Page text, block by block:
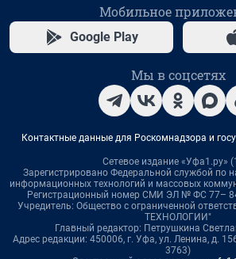
Мобильное
Google Play
Мы в соцсетях
Контактные данные для Роскомнадзора и
Сетевое издание «Уфа1.ру»
Зарегистрировано Федеральной службой по
информационных технологий и массовых
Регистрационный номер СМИ ЭЛ № ФС 77–
Учредитель: Общество с ограниченной
ТЕХНОЛОГИИ"
Главный редактор: Петрушкина
Адрес редакции: 450006, г. Уфа, ул. Ленина, д.
3763)